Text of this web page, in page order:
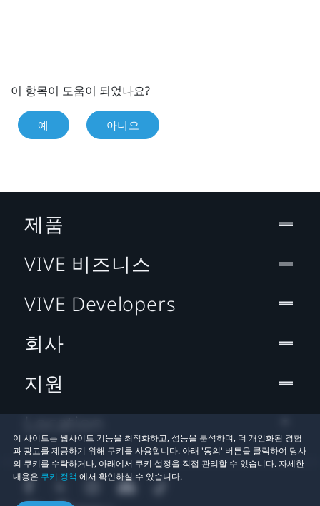
이 항목이 도움이 되었나요?
예 아니오
이 사이트는 웹사이트 기능을 최적화하고, 성능을 분석하며, 더 개인화된 경험
과 광고를 제공하기 위해 쿠키를 사용합니다. 아래 '동의' 버튼을 클릭하여 당사
의 쿠키를 수락하거나, 아래에서 쿠키 설정을 직접 관리할 수 있습니다. 자세한
내용은 쿠키 정책 에서 확인하실 수 있습니다.
제품
VIVE 비즈니스
VIVE Developers
회사
지원
Location